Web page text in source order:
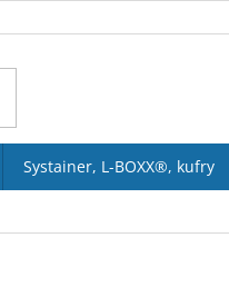
Systainer, L-BOXX®, kufry